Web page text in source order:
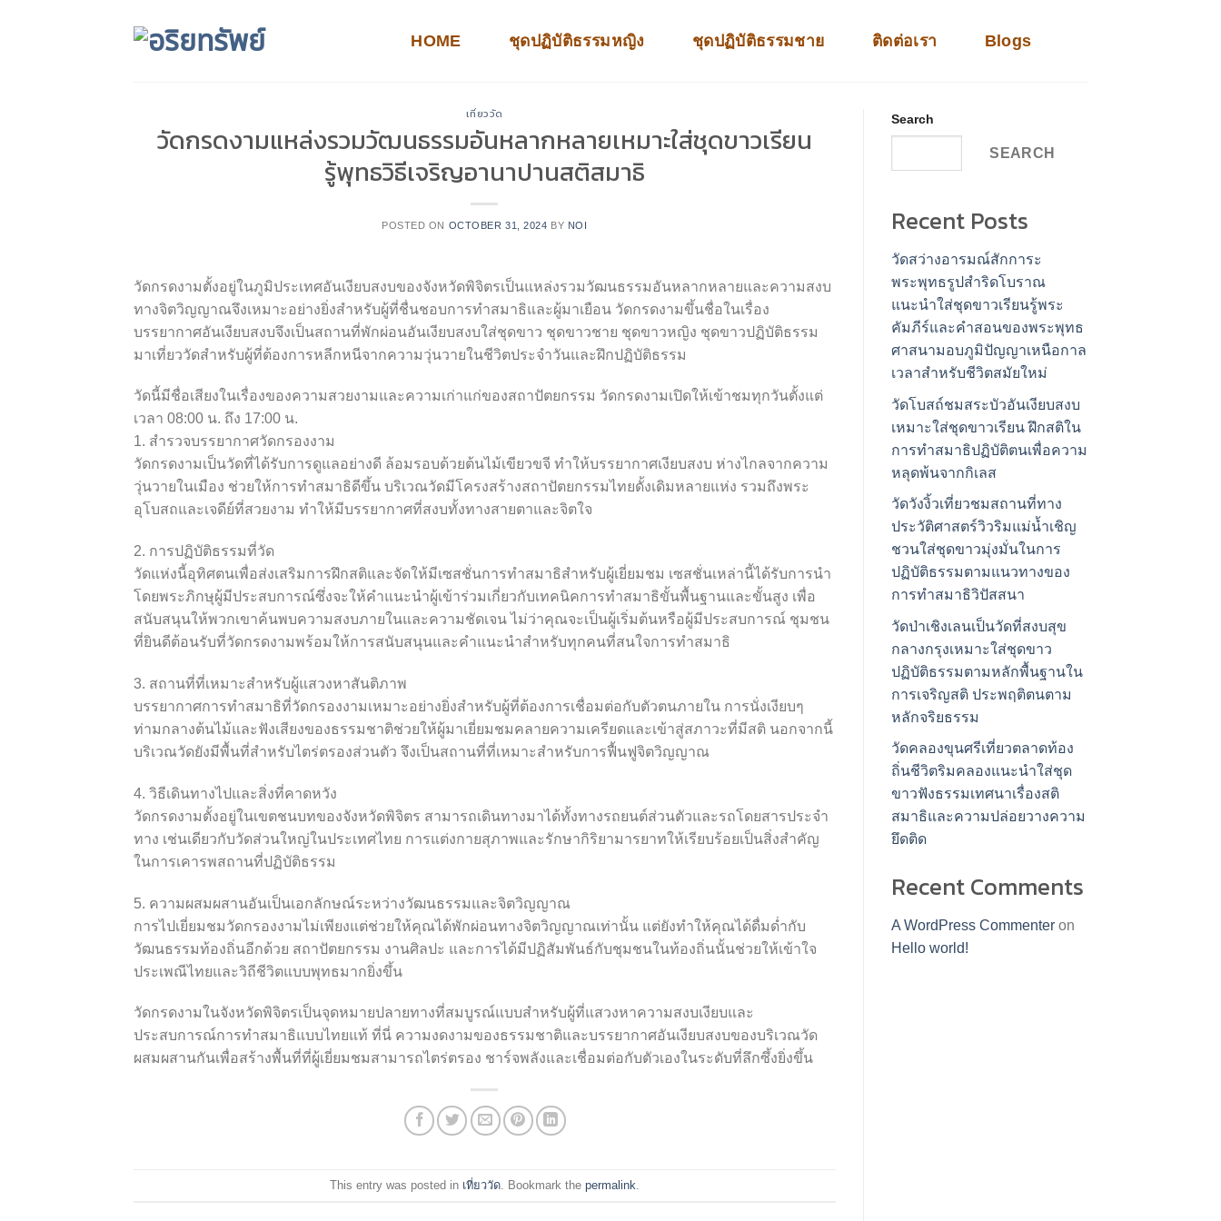
HOME ชุดปฏิบัติธรรมหญิง ชุดปฏิบัติธรรมชาย ติดต่อเรา Blogs
เที่ยววัด
วัดกรดงามแหล่งรวมวัฒนธรรมอันหลากหลายเหมาะใส่ชุดขาวเรียน
รู้พุทธวิธีเจริญอานาปานสติสมาธิ
POSTED ON OCTOBER 31, 2024 BY NOI
วัดกรดงามตั้งอยู่ในภูมิประเทศอันเงียบสงบของจังหวัดพิจิตรเป็นแหล่งรวมวัฒนธรรมอันหลากหลายและความสงบ
ทางจิตวิญญาณจึงเหมาะอย่างยิ่งสำหรับผู้ที่ชื่นชอบการทำสมาธิและผู้มาเยือน วัดกรดงามขึ้นชื่อในเรื่อง
บรรยากาศอันเงียบสงบจึงเป็นสถานที่พักผ่อนอันเงียบสงบใส่ชุดขาว ชุดขาวชาย ชุดขาวหญิง ชุดขาวปฏิบัติธรรม
มาเที่ยววัดสำหรับผู้ที่ต้องการหลีกหนีจากความวุ่นวายในชีวิตประจำวันและฝึกปฏิบัติธรรม
วัดนี้มีชื่อเสียงในเรื่องของความสวยงามและความเก่าแก่ของสถาปัตยกรรม วัดกรดงามเปิดให้เข้าชมทุกวันตั้งแต่
เวลา 08:00 น. ถึง 17:00 น.
1. สำรวจบรรยากาศวัดกรองงาม
วัดกรดงามเป็นวัดที่ได้รับการดูแลอย่างดี ล้อมรอบด้วยต้นไม้เขียวขจี ทำให้บรรยากาศเงียบสงบ ห่างไกลจากความ
วุ่นวายในเมือง ช่วยให้การทำสมาธิดีขึ้น บริเวณวัดมีโครงสร้างสถาปัตยกรรมไทยดั้งเดิมหลายแห่ง รวมถึงพระ
อุโบสถและเจดีย์ที่สวยงาม ทำให้มีบรรยากาศที่สงบทั้งทางสายตาและจิตใจ
2. การปฏิบัติธรรมที่วัด
วัดแห่งนี้อุทิศตนเพื่อส่งเสริมการฝึกสติและจัดให้มีเซสชั่นการทำสมาธิสำหรับผู้เยี่ยมชม เซสชั่นเหล่านี้ได้รับการนำ
โดยพระภิกษุผู้มีประสบการณ์ซึ่งจะให้คำแนะนำผู้เข้าร่วมเกี่ยวกับเทคนิคการทำสมาธิขั้นพื้นฐานและขั้นสูง เพื่อ
สนับสนุนให้พวกเขาค้นพบความสงบภายในและความชัดเจน ไม่ว่าคุณจะเป็นผู้เริ่มต้นหรือผู้มีประสบการณ์ ชุมชน
ที่ยินดีต้อนรับที่วัดกรดงามพร้อมให้การสนับสนุนและคำแนะนำสำหรับทุกคนที่สนใจการทำสมาธิ
3. สถานที่ที่เหมาะสำหรับผู้แสวงหาสันติภาพ
บรรยากาศการทำสมาธิที่วัดกรองงามเหมาะอย่างยิ่งสำหรับผู้ที่ต้องการเชื่อมต่อกับตัวตนภายใน การนั่งเงียบๆ
ท่ามกลางต้นไม้และฟังเสียงของธรรมชาติช่วยให้ผู้มาเยี่ยมชมคลายความเครียดและเข้าสู่สภาวะที่มีสติ นอกจากนี้
บริเวณวัดยังมีพื้นที่สำหรับไตร่ตรองส่วนตัว จึงเป็นสถานที่ที่เหมาะสำหรับการฟื้นฟูจิตวิญญาณ
4. วิธีเดินทางไปและสิ่งที่คาดหวัง
วัดกรดงามตั้งอยู่ในเขตชนบทของจังหวัดพิจิตร สามารถเดินทางมาได้ทั้งทางรถยนต์ส่วนตัวและรถโดยสารประจำ
ทาง เช่นเดียวกับวัดส่วนใหญ่ในประเทศไทย การแต่งกายสุภาพและรักษากิริยามารยาทให้เรียบร้อยเป็นสิ่งสำคัญ
ในการเคารพสถานที่ปฏิบัติธรรม
5. ความผสมผสานอันเป็นเอกลักษณ์ระหว่างวัฒนธรรมและจิตวิญญาณ
การไปเยี่ยมชมวัดกรองงามไม่เพียงแต่ช่วยให้คุณได้พักผ่อนทางจิตวิญญาณเท่านั้น แต่ยังทำให้คุณได้ดื่มด่ำกับ
วัฒนธรรมท้องถิ่นอีกด้วย สถาปัตยกรรม งานศิลปะ และการได้มีปฏิสัมพันธ์กับชุมชนในท้องถิ่นนั้นช่วยให้เข้าใจ
ประเพณีไทยและวิถีชีวิตแบบพุทธมากยิ่งขึ้น
วัดกรดงามในจังหวัดพิจิตรเป็นจุดหมายปลายทางที่สมบูรณ์แบบสำหรับผู้ที่แสวงหาความสงบเงียบและ
ประสบการณ์การทำสมาธิแบบไทยแท้ ที่นี่ ความงดงามของธรรมชาติและบรรยากาศอันเงียบสงบของบริเวณวัด
ผสมผสานกันเพื่อสร้างพื้นที่ที่ผู้เยี่ยมชมสามารถไตร่ตรอง ชาร์จพลังและเชื่อมต่อกับตัวเองในระดับที่ลึกซึ้งยิ่งขึ้น
This entry was posted in เที่ยววัด. Bookmark the permalink
Search
SEARCH
Recent Posts
วัดสว่างอารมณ์สักการะ
พระพุทธรูปสำริดโบราณ
แนะนำใส่ชุดขาวเรียนรู้พระ
คัมภีร์และคำสอนของพระพุทธ
ศาสนามอบภูมิปัญญาเหนือกาล
เวลาสำหรับชีวิตสมัยใหม่
วัดโบสถ์ชมสระบัวอันเงียบสงบ
เหมาะใส่ชุดขาวเรียน ฝึกสติใน
การทำสมาธิปฏิบัติตนเพื่อความ
หลุดพ้นจากกิเลส
วัดวังงิ้วเที่ยวชมสถานที่ทาง
ประวัติศาสตร์วิวริมแม่น้ำเชิญ
ชวนใส่ชุดขาวมุ่งมั่นในการ
ปฏิบัติธรรมตามแนวทางของ
การทำสมาธิวิปัสสนา
วัดป่าเชิงเลนเป็นวัดที่สงบสุข
กลางกรุงเหมาะใส่ชุดขาว
ปฏิบัติธรรมตามหลักพื้นฐานใน
การเจริญสติ ประพฤติตนตาม
หลักจริยธรรม
วัดคลองขุนศรีเที่ยวตลาดท้อง
ถิ่นชีวิตริมคลองแนะนำใส่ชุด
ขาวฟังธรรมเทศนาเรื่องสติ
สมาธิและความปล่อยวางความ
ยึดติด
Recent Comments
A WordPress Commenteron
Hello world!